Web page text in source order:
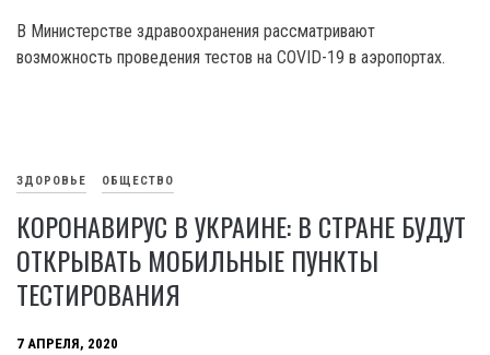
В Министерстве здравоохранения рассматривают
возможность проведения тестов на COVID-19 в аэропортах.
ЗДОРОВЬЕ ОБЩЕСТВО
КОРОНАВИРУС В УКРАИНЕ: В СТРАНЕ БУДУТ
ОТКРЫВАТЬ МОБИЛЬНЫЕ ПУНКТЫ
ТЕСТИРОВАНИЯ
7 АПРЕЛЯ, 2020